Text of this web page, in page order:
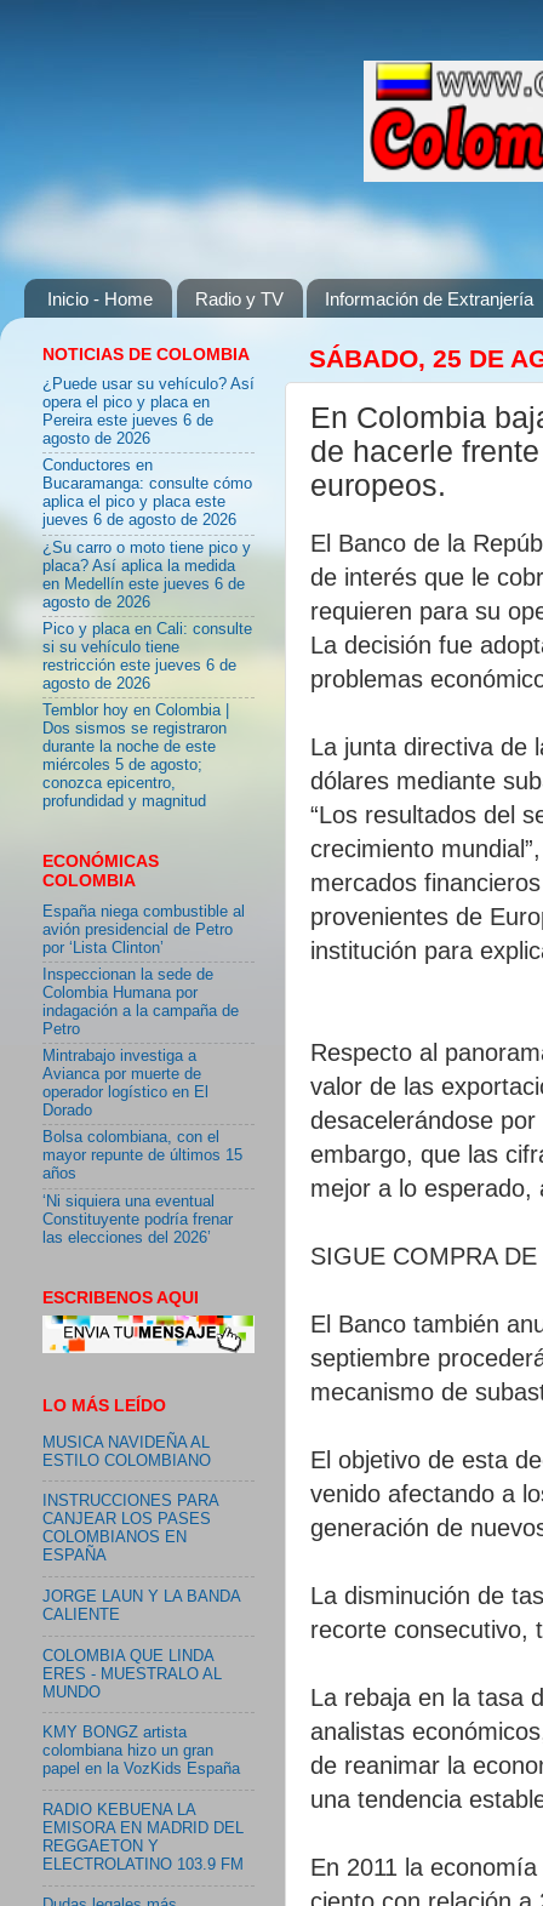
Inicio - Home Radio y TV Información de Extranjería
SÁBADO, 25 DE
En Colombia
de hacerle
europeos.
El Banco de la
de interés que le
requieren para su
La decisión fue
problemas
La junta directiva de
dólares mediante
“Los resultados del
crecimiento
mercados
provenientes de
institución para
Respecto al
valor de las
desacelerándose
embargo, que las
mejor a lo esperado,
SIGUE COMPRA
El Banco también
septiembre
mecanismo de
El objetivo de esta
venido afectando a
generación de
La disminución de
recorte consecutivo,
La rebaja en la tasa
analistas
de reanimar la
una tendencia
En 2011 la
NOTICIAS DE COLOMBIA
¿Puede usar su vehículo? Así
opera el pico y placa en
Pereira este jueves 6 de
agosto de 2026
Conductores en
Bucaramanga: consulte cómo
aplica el pico y placa este
jueves 6 de agosto de 2026
¿Su carro o moto tiene pico y
placa? Así aplica la medida
en Medellín este jueves 6 de
agosto de 2026
Pico y placa en Cali: consulte
si su vehículo tiene
restricción este jueves 6 de
agosto de 2026
Temblor hoy en Colombia |
Dos sismos se registraron
durante la noche de este
miércoles 5 de agosto;
conozca epicentro,
profundidad y magnitud
ECONÓMICAS
COLOMBIA
España niega combustible al
avión presidencial de Petro
por ‘Lista Clinton’
Inspeccionan la sede de
Colombia Humana por
indagación a la campaña de
Petro
Mintrabajo investiga a
Avianca por muerte de
operador logístico en El
Dorado
Bolsa colombiana, con el
mayor repunte de últimos 15
años
‘Ni siquiera una eventual
Constituyente podría frenar
las elecciones del 2026’
ESCRIBENOS AQUI
LO MÁS LEÍDO
MUSICA NAVIDEÑA AL
ESTILO COLOMBIANO
INSTRUCCIONES PARA
CANJEAR LOS PASES
COLOMBIANOS EN
ESPAÑA
JORGE LAUN Y LA BANDA
CALIENTE
COLOMBIA QUE LINDA
ERES - MUESTRALO AL
MUNDO
KMY BONGZ artista
colombiana hizo un gran
papel en la VozKids España
RADIO KEBUENA LA
EMISORA EN MADRID DEL
REGGAETON Y
ELECTROLATINO 103.9 FM